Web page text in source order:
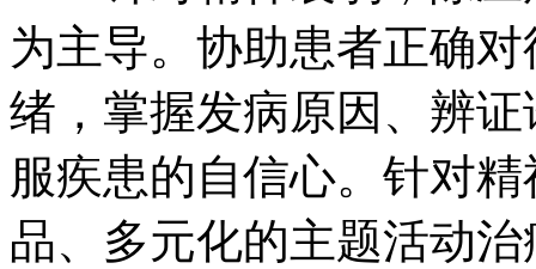
为主导。协助患者正确
绪，掌握发病原因、辨
服疾患的自信心。针对
品、多元化的主题活动